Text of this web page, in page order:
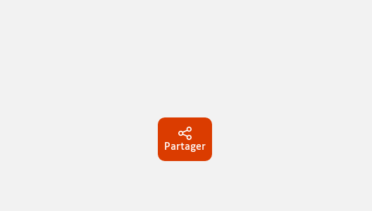
Partager